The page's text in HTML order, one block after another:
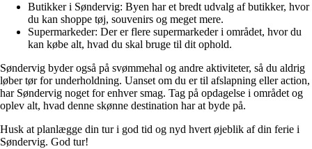
Butikker i Søndervig: Byen har et bredt udvalg af butikker, hvor
du kan shoppe tøj, souvenirs og meget mere.
Supermarkeder: Der er flere supermarkeder i området, hvor du
kan købe alt, hvad du skal bruge til dit ophold.
Søndervig byder også på svømmehal og andre aktiviteter, så du aldrig
løber tør for underholdning. Uanset om du er til afslapning eller action,
har Søndervig noget for enhver smag. Tag på opdagelse i området og
oplev alt, hvad denne skønne destination har at byde på.
Husk at planlægge din tur i god tid og nyd hvert øjeblik af din ferie i
Søndervig. God tur!